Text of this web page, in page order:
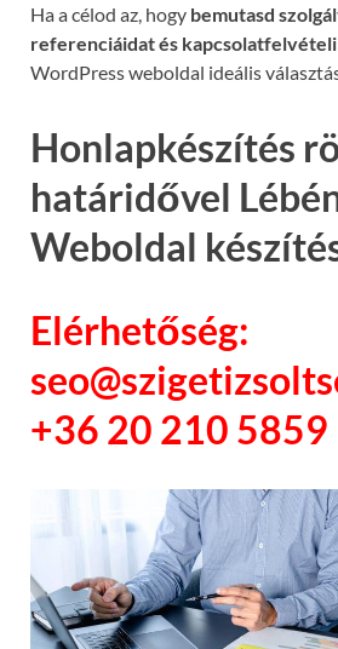
Ha a célod az, hogy bemutasd
referenciáidat és
WordPress weboldal ideális
Honlapkészítés
határidővel
Weboldal
Elérhetőség:
+36 20 210 5859